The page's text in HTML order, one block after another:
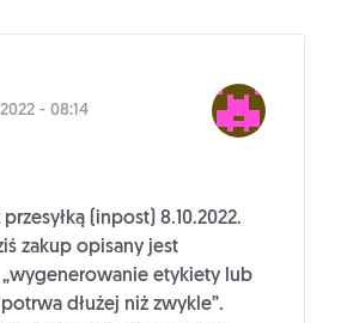
- 08:14
przesyłką (inpost) 8.10.2022.
zakup opisany jest
etykiety lub
dłużej niż zwykle”.